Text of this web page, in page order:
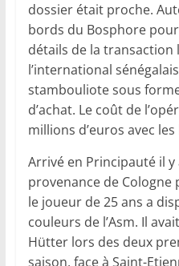
dossier était proche.
bords du Bosphore
détails de la transaction
l’international
stambouliote sous
d’achat. Le coût de
millions d’euros avec
Arrivé en Principauté il
provenance de Cologne
le joueur de 25 ans a
couleurs de l’Asm. Il
Hütter lors des deux
saison, face à Saint-